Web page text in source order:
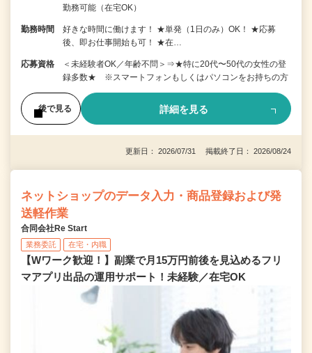
勤務可能（在宅OK）
勤務時間
好きな時間に働けます！ ★単発（1日のみ）OK！ ★応募
後、即お仕事開始も可！ ★在…
応募資格
＜未経験者OK／年齢不問＞⇒★特に20代〜50代の女性の登
録多数★ ※スマートフォンもしくはパソコンをお持ちの方
後で見る 詳細を見る
更新日： 2026/07/31 掲載終了日： 2026/08/24
ネットショップのデータ入力・商品登録および発
送軽作業
合同会社Re Start
業務委託 在宅・内職
【Wワーク歓迎！】副業で月15万円前後を見込めるフリ
マアプリ出品の運用サポート！未経験／在宅OK